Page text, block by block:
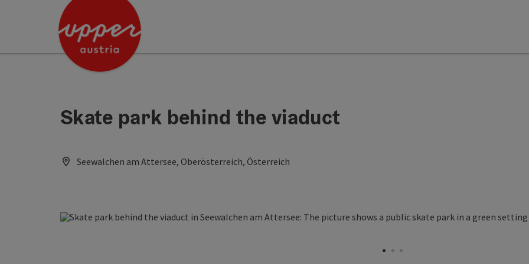
Accesskey
Accesskey
Skate park behind the viaduct
Seewalchen am Attersee, Oberösterreich, Österreich